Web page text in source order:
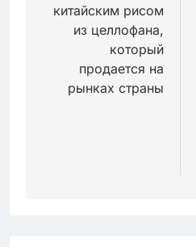
китайским рисом
из целлофана,
который
продается на
рынках страны